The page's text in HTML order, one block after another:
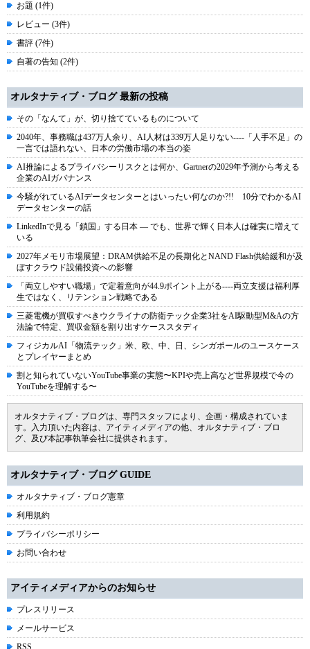
お題 (1件)
レビュー (3件)
書評 (7件)
自著の告知 (2件)
オルタナティブ・ブログ 最新の投稿
その「なんて」が、切り捨てているものについて
2040年、事務職は437万人余り、AI人材は339万人足りない----「人手不足」の
一言では語れない、日本の労働市場の本当の姿
AI推論によるプライバシーリスクとは何か、Gartnerの2029年予測から考える
企業のAIガバナンス
今騒がれているAIデータセンターとはいったい何なのか?!! 10分でわかるAI
データセンターの話
LinkedInで見る「鎖国」する日本 ― でも、世界で輝く日本人は確実に増えて
いる
2027年メモリ市場展望：DRAM供給不足の長期化とNAND Flash供給緩和が及
ぼすクラウド設備投資への影響
「両立しやすい職場」で定着意向が44.9ポイント上がる----両立支援は福利厚
生ではなく、リテンション戦略である
三菱電機が買収すべきウクライナの防衛テック企業3社をAI駆動型M&Aの方
法論で特定、買収金額を割り出すケーススタディ
フィジカルAI「物流テック」米、欧、中、日、シンガポールのユースケース
とプレイヤーまとめ
割と知られていないYouTube事業の実態〜KPIや売上高など世界規模で今の
YouTubeを理解する〜
オルタナティブ・ブログは、専門スタッフにより、企画・構成されていま
す。入力頂いた内容は、アイティメディアの他、オルタナティブ・ブロ
グ、及び本記事執筆会社に提供されます。
オルタナティブ・ブログ GUIDE
オルタナティブ・ブログ憲章
利用規約
プライバシーポリシー
お問い合わせ
アイティメディアからのお知らせ
プレスリリース
メールサービス